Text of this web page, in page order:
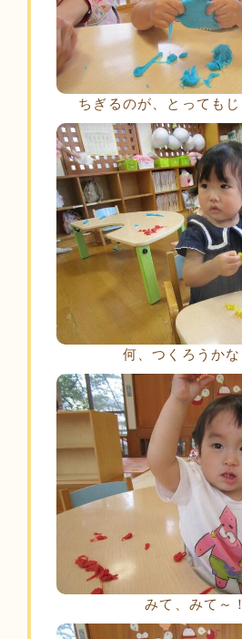
ちぎるのが、とってもじ
何、つくろうかな
みて、みて～